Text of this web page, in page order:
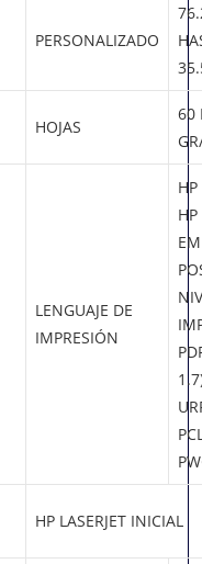
PERSONALIZADO
HOJAS
60
LENGUAJE DE
IMPRESIÓN
HP LASERJET INICIAL